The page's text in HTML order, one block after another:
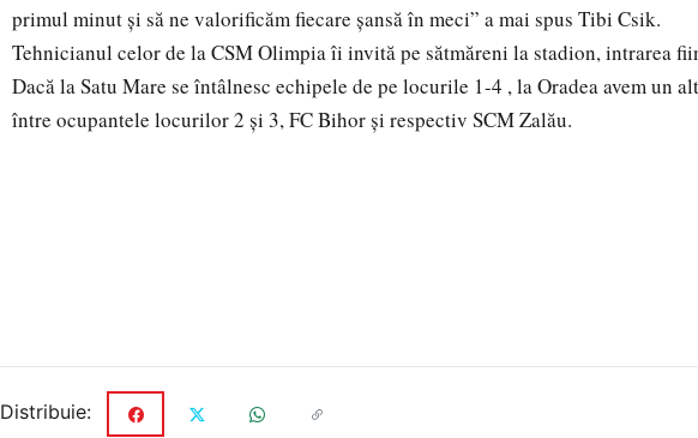
primul minut și să ne valorificăm fiecare șansă în meci” a mai spus Tibi Csik.
Tehnicianul celor de la CSM Olimpia îi invită pe sătmăreni la stadion, intrarea
Dacă la Satu Mare se întâlnesc echipele de pe locurile 1-4 , la Oradea avem un
între ocupantele locurilor 2 și 3, FC Bihor și respectiv SCM Zalău.
Distribuie: